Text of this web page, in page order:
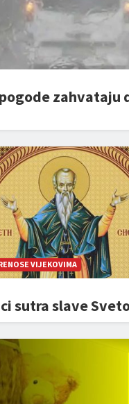
zahvataju
VIJEKOVIMA
sutra slave